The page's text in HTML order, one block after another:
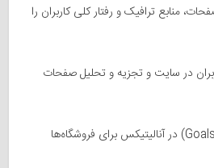
منابع ترافیک و رفتار کلی کاربران را
در سایت و تجزیه و تحلیل صفحات
تنظیم صحیح اهداف (Goals) در آنالیتیکس برای فروشگاه‌ها